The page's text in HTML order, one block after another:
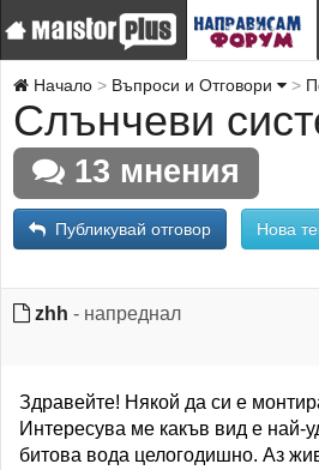
Начало Въпроси и Отговори
Слънчеви
13 мнения
Публикувай отговор Нова
zhh - напреднал
Здравейте! Някой да си е
Интересува ме какъв вид е най-
битова вода целогодишно. Аз